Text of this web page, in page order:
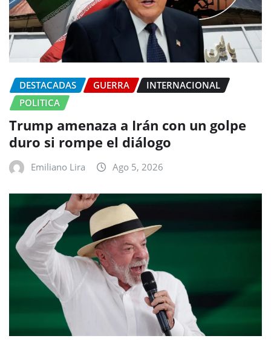
DESTACADAS GUERRA
INTERNACIONAL
POLITICA
Trump amenaza a Irán con un golpe
duro si rompe el diálogo
Emiliano Lira Ago 5, 2026